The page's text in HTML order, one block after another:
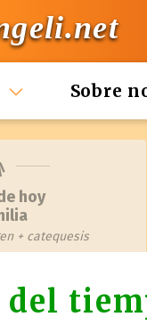
Sobre
hoy
+ catequesis
del